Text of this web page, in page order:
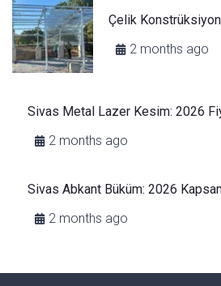
Çelik
2 months ago
Sivas Metal Lazer Kesim: 2026
2 months ago
Sivas Abkant Büküm: 2026
2 months ago